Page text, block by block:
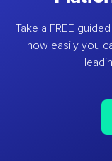
Take a FREE
how easily you